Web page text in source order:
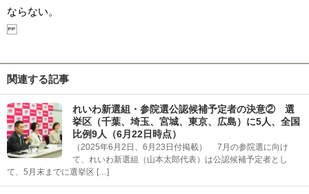
ならない。
関連する記事
れいわ新選組・参院選公認候補予定者の決意② 選
挙区（千葉、埼玉、宮城、東京、広島）に5人、全国
比例9人（6月22日時点）
（2025年6月2日、6月23日付掲載） 7月の参院選に向け
て、れいわ新選組（山本太郎代表）は公認候補予定者とし
て、5月末までに選挙区 […]